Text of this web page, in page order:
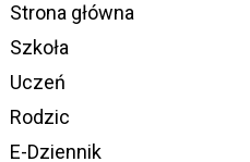
Strona główna
Szkoła
Uczeń
Rodzic
E-Dziennik